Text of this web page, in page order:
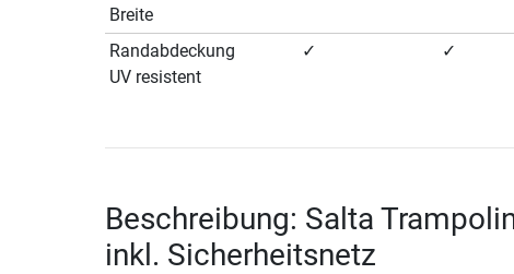
Breite
Randabdeckung
UV resistent
✓ ✓
Beschreibung: Salta
inkl. Sicherheitsnetz